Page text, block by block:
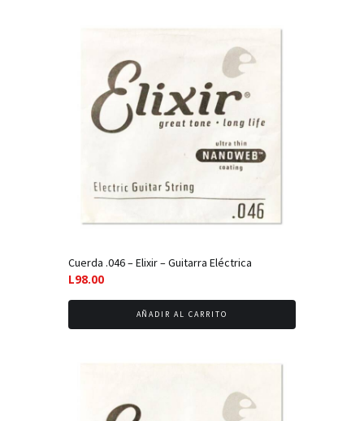
Cuerda .046 – Elixir – Guitarra Eléctrica
L98.00
AÑADIR AL CARRITO